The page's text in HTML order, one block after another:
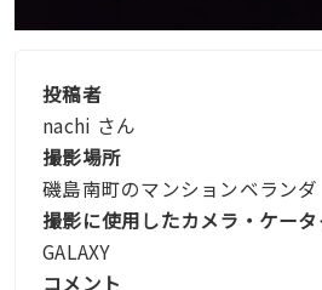
投稿者
nachi さん
撮影場所
磯島南町のマンションベランダ
撮影に使用したカメラ・ケー
GALAXY
コメント